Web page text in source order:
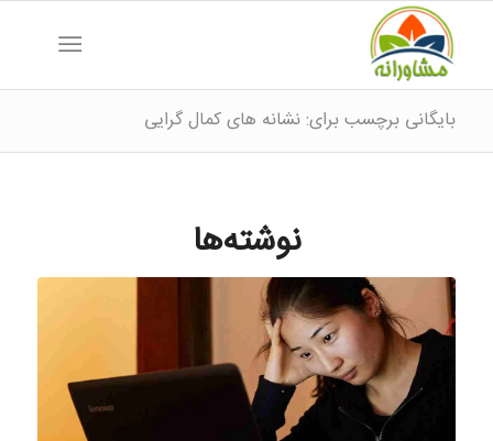
بایگانی برچسب برای: نشانه های کمال گرایی
نوشته‌ها